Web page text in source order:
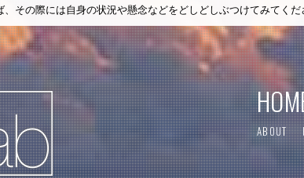
、その際には自身の状況や懸念などをどしどしぶつけてみてくだ
ABOUT